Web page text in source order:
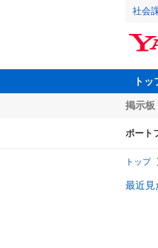
社会
トッ
掲示板
ポート
トップ
最近見